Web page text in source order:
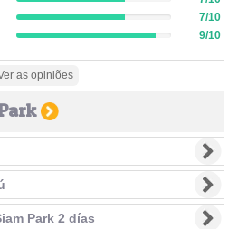
(success)
7%
Complete
(success)
7%
Complete
7/10
9%
9/10
as opiniões
Park 2 días